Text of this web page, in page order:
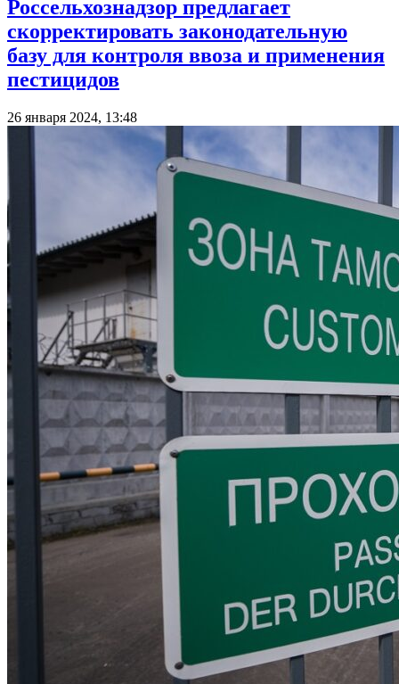
Россельхознадзор предлагает
скорректировать законодательную
базу для контроля ввоза и применения
пестицидов
26 января 2024, 13:48